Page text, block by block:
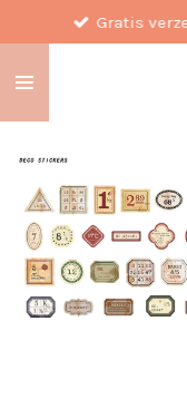
direct
naar
Gratis